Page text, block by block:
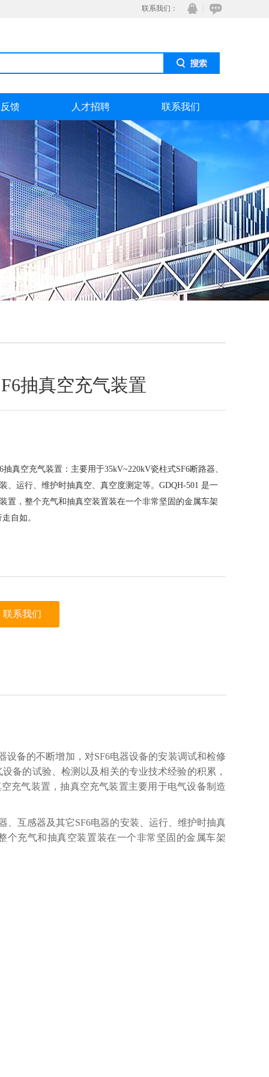
联系我们：
在线咨
QQ
馈 人才招聘 联系我们
抽真空充气装置
抽真空充气装置：主要用于35kV~220kV瓷柱式SF6断路器、
、运行、维护时抽真空、真空度测定等。GDQH-501 是一
置，整个充气和抽真空装置装在一个非常坚固的金属车架
自如。
联系我们
设备的不断增加，对SF6电器设备的安装调试和检修
备的试验、检测以及相关的专业技术经验的积累，
充气装置，抽真空充气装置主要用于电气设备制造
、互感器及其它SF6电器的安装、运行、维护时抽真
个充气和抽真空装置装在一个非常坚固的金属车架